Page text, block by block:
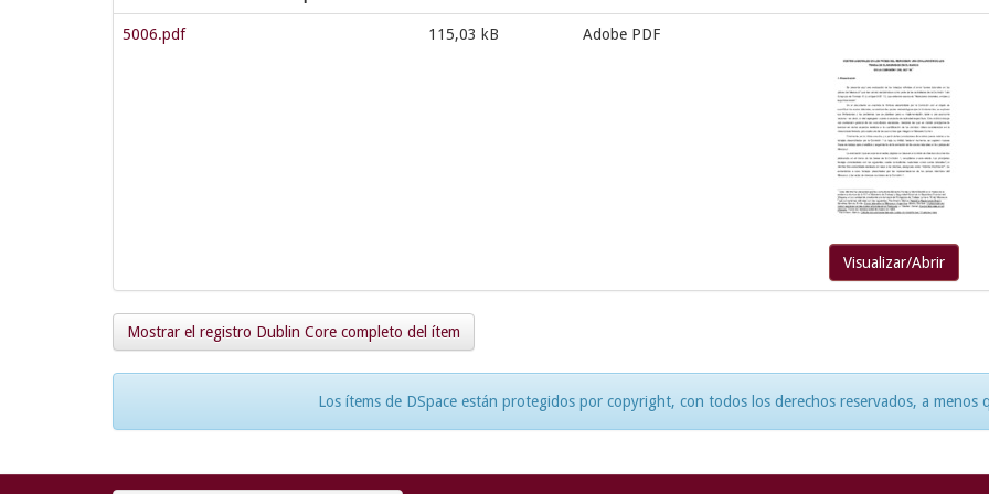
5006.pdf 115,03 kB Adobe PDF
Visualizar/Abrir
Mostrar el registro Dublin Core completo del ítem
Los ítems de DSpace están protegidos por copyright, con todos los derechos reservados, a menos